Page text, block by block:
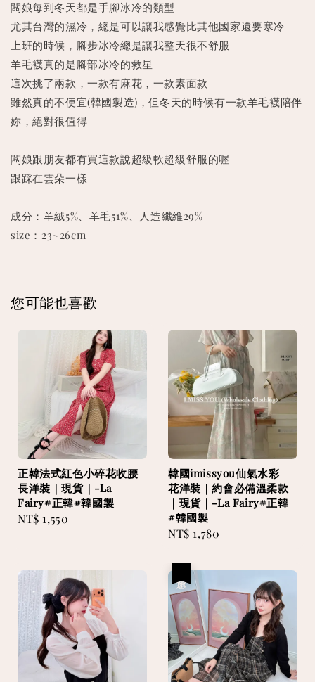
闆娘每到冬天都是手腳冰冷的類型
尤其台灣的濕冷，總是可以讓我感覺比其他國家還要寒冷
上班的時候，腳步冰冷總是讓我整天很不舒服
羊毛襪真的是腳部冰冷的救星
這次挑了兩款，一款有麻花，一款素面款
雖然真的不便宜(韓國製造)，但冬天的時候有一款羊毛襪陪伴
妳，絕對很值得
闆娘跟朋友都有買這款說超級軟超級舒服的喔
跟踩在雲朵一樣
成分：羊絨5%、羊毛51%、人造纖維29%
size：23~26cm
您可能也喜歡
正韓法式紅色小碎花收腰
長洋裝｜現貨｜-La
Fairy#正韓#韓國製
Regular
NT$ 1,550
韓國imissyou仙氣水彩
花洋裝｜約會必備溫柔款
｜現貨｜-La Fairy#正韓
#韓國製
Regular
NT$ 1,780